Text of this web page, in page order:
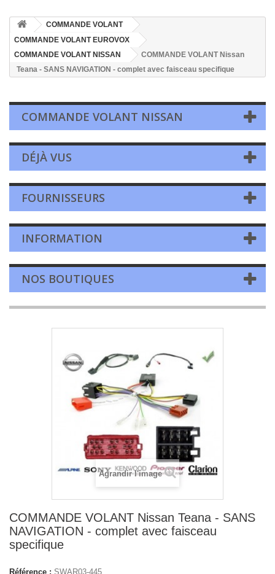
COMMANDE VOLANT
COMMANDE VOLANT EUROVOX
COMMANDE VOLANT NISSAN
COMMANDE VOLANT Nissan
Teana - SANS NAVIGATION - complet avec faisceau specifique
COMMANDE VOLANT NISSAN
DÉJÀ VUS
FOURNISSEURS
INFORMATION
NOS BOUTIQUES
Agrandir l'image
COMMANDE VOLANT Nissan Teana - SANS
NAVIGATION - complet avec faisceau
specifique
Référence : SWAR03-445